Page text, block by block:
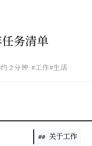
务清单
约 2 分钟 ·#工作#生活
## 关于工作